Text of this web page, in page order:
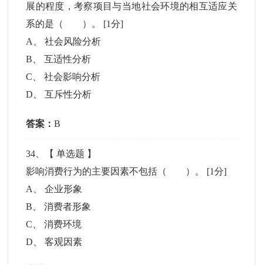
展的程度，考察项目与当地社会环境的相互适应关
系的是（ ）。 [1分]
A
、社会风险分析
B 、互适性分析
C 、社会影响分析
D 、互斥性分析
答案：B
34 、【单选题 】
影响消费行为的主要因素不包括（ ）。 [1分]
A
、企业形象
B 、消费者形象
C 、消费环境
D 、客观因素